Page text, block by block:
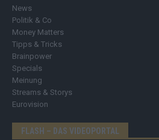
News
Politik & Co
Money Matters
Tipps & Tricks
Brainpower
Specials
Meinung
Streams & Storys
Eurovision
FLASH – DAS VIDEOPORTAL